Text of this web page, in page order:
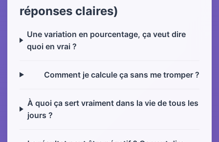
réponses claires)
Une variation en pourcentage, ça veut dire
quoi en vrai ?
Comment je calcule ça sans me tromper ?
À quoi ça sert vraiment dans la vie de tous les
jours ?